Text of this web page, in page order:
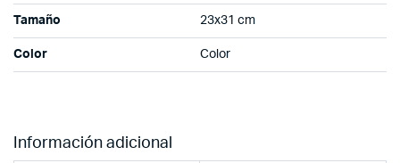
Tamaño 23x31 cm
Color Color
Información adicional